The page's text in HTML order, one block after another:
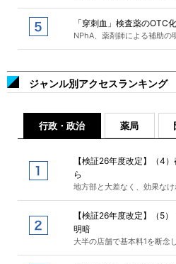
「穿刺血」検査薬のOTC
NPhA、薬剤師による補助の
ジャンル別アクセスランキング
行政・政治 薬局
【検証26年度改定】（4
ら
地方部と大差なく、効果なけ
【検証26年度改定】（5
明暗
大半の店舗で基本料1を断念